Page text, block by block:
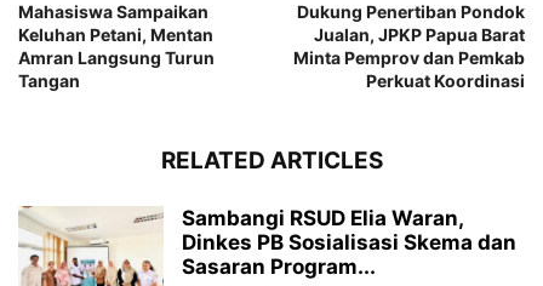
Mahasiswa Sampaikan
Keluhan Petani, Mentan
Amran Langsung Turun
Tangan
Dukung Penertiban Pondok
Jualan, JPKP Papua Barat
Minta Pemprov dan Pemkab
Perkuat Koordinasi
RELATED ARTICLES
Sambangi RSUD Elia Waran,
Dinkes PB Sosialisasi Skema dan
Sasaran Program...